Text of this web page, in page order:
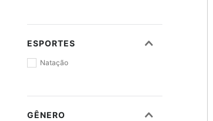
ESPORTES
Natação
GÊNERO